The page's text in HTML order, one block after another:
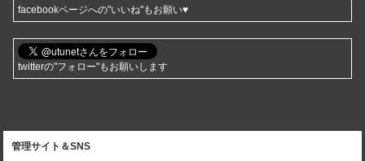
facebookページへの"いいね"もお願い♥
twitterの"フォロー"もお願いします
管理サイト＆SNS